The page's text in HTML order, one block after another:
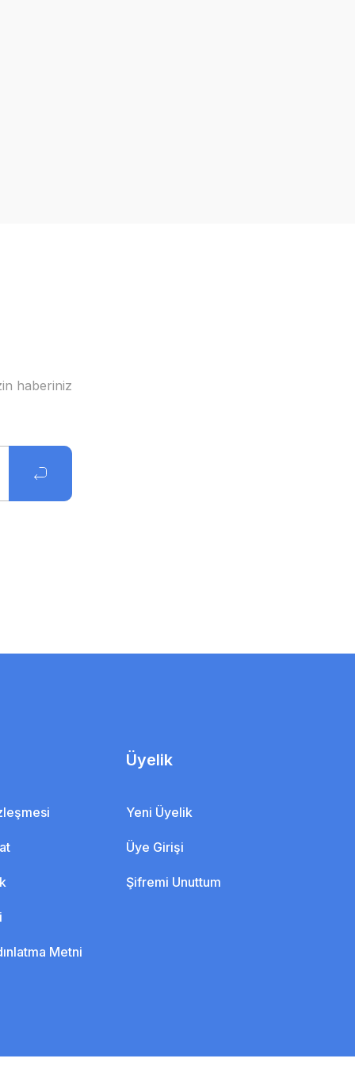
haberiniz
Metni
Üyelik
Yeni Üyelik
Üye Girişi
Şifremi Unuttum